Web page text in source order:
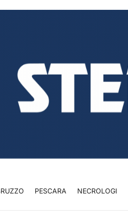
PESCARA NECROLOGI